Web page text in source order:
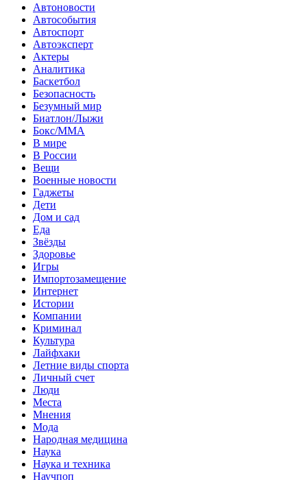
Автоновости
Автособытия
Автоспорт
Автоэксперт
Актеры
Аналитика
Баскетбол
Безопасность
Безумный мир
Биатлон/Лыжи
Бокс/MMA
В мире
В России
Вещи
Военные новости
Гаджеты
Дети
Дом и сад
Еда
Звёзды
Здоровье
Игры
Импортозамещение
Интернет
Истории
Компании
Криминал
Культура
Лайфхаки
Летние виды спорта
Личный счет
Люди
Места
Мнения
Мода
Народная медицина
Наука
Наука и техника
Научпоп